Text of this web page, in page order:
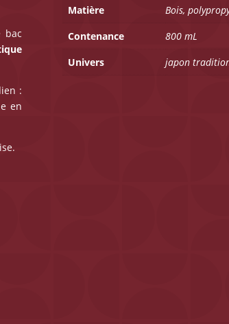
bac
:
en
Matière
Bois,
Contenance
800 mL
Univers
japon